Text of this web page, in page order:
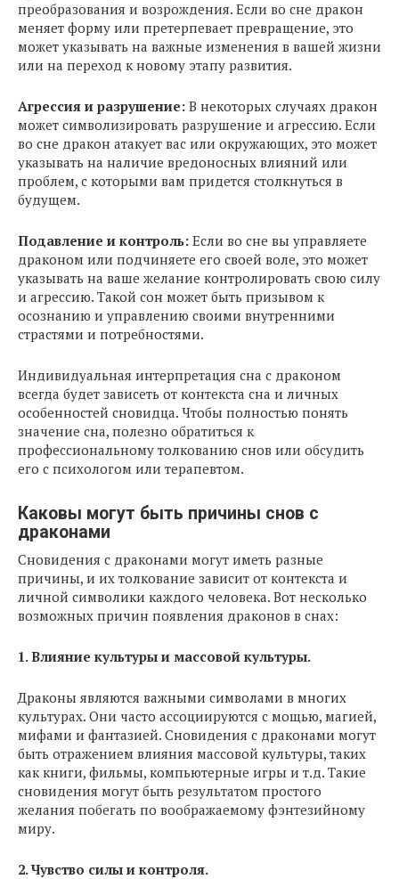
преобразования и возрождения. Если во сне дракон
меняет форму или претерпевает превращение, это
может указывать на важные изменения в вашей жизни
или на переход к новому этапу развития.
Агрессия и разрушение: В некоторых случаях дракон
может символизировать разрушение и агрессию. Если
во сне дракон атакует вас или окружающих, это может
указывать на наличие вредоносных влияний или
проблем, с которыми вам придется столкнуться в
будущем.
Подавление и контроль: Если во сне вы управляете
драконом или подчиняете его своей воле, это может
указывать на ваше желание контролировать свою силу
и агрессию. Такой сон может быть призывом к
осознанию и управлению своими внутренними
страстями и потребностями.
Индивидуальная интерпретация сна с драконом
всегда будет зависеть от контекста сна и личных
особенностей сновидца. Чтобы полностью понять
значение сна, полезно обратиться к
профессиональному толкованию снов или обсудить
его с психологом или терапевтом.
Каковы могут быть причины снов с
драконами
Сновидения с драконами могут иметь разные
причины, и их толкование зависит от контекста и
личной символики каждого человека. Вот несколько
возможных причин появления драконов в снах:
1. Влияние культуры и массовой культуры.
Драконы являются важными символами в многих
культурах. Они часто ассоциируются с мощью, магией,
мифами и фантазией. Сновидения с драконами могут
быть отражением влияния массовой культуры, таких
как книги, фильмы, компьютерные игры и т.д. Такие
сновидения могут быть результатом простого
желания побегать по воображаемому фэнтезийному
миру.
2. Чувство силы и контроля.